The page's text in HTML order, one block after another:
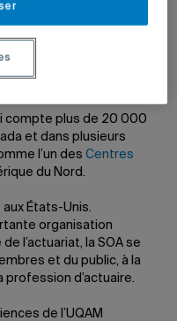
compte plus de 20 000
et dans plusieurs
l’un des Centres
du Nord.
aux États-Unis.
organisation
l’actuariat, la SOA se
et du public, à la
d’actuaire.
de l’UQAM